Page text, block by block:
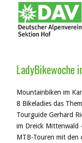
Mountainbiken im
8 Bikeladies das
Tourguide Gerhard
im Dreick Mittenwald
MTB-Touren mit den